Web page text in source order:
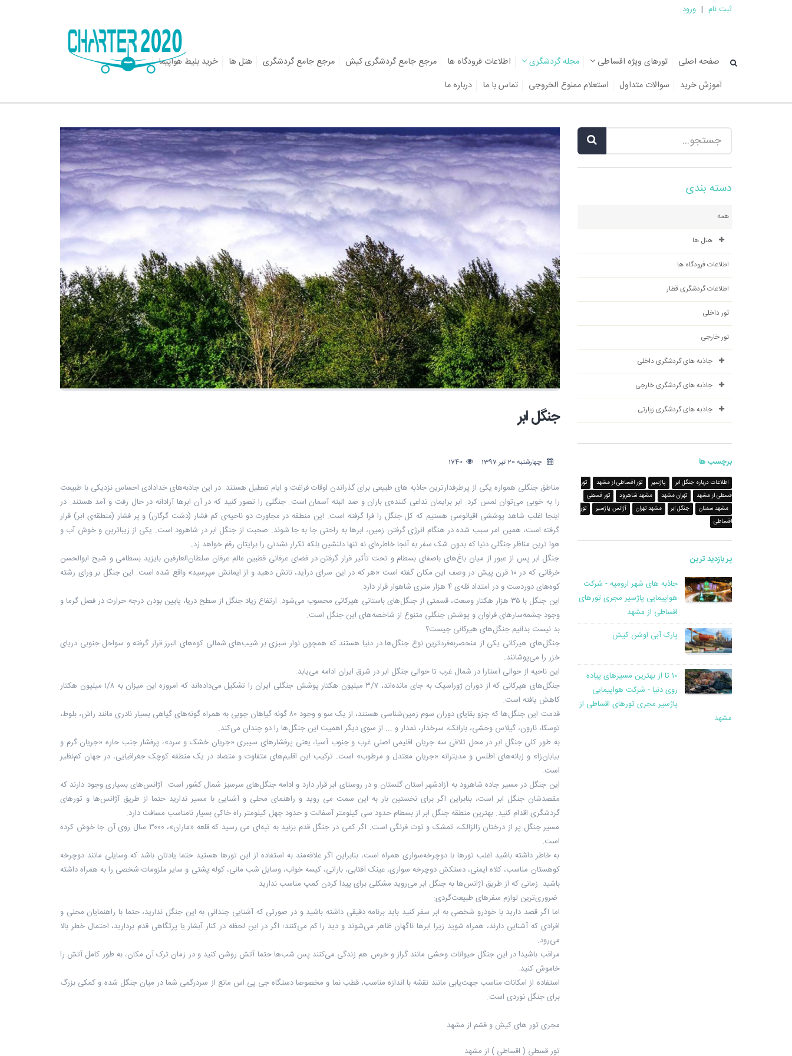
ثبت نام | ورود
صفحه اصلی تورهای ویژه اقساطی مجله گردشگری اطلاعات فرودگاه ها مرجع جامع گردشگری کیش مرجع جامع گردشگری هتل ها
خرید بلیط هواپیما
آموزش خرید
سوالات متداول استعلام ممنوع الخروجی تماس با ما درباره ما
دسته بندی
همه
هتل ها
اطلاعات فرودگاه ها
اطلاعات گردشگری قطار
تور داخلی
تور خارجی
جاذبه های گردشگری داخلی
جاذبه های گردشگری خارجی
جاذبه های گردشگری زیارتی
برچسب ها
اطلاعات درباره جنگل ابر پاژسیر تور اقساطی از مشهد
تور
قسطی از مشهد
تهران مشهد مشهد شاهرود
تور قسطی
مشهد سمنان
جنگل ابر مشهد تهران آژانس پاژسیر
تور
اقساطی
پر بازدید ترین
جاذبه های شهر ارومیه - شرکت
هواپیمایی پاژسیر مجری تورهای
اقساطی از مشهد
پارک آبی اوشن کیش
10 تا از بهترین مسیرهای پیاده
روی دنیا - شرکت هواپیمایی
پاژسیر مجری تورهای اقساطی از
مشهد
جنگل ابر
چهارشنبه 20 تیر 1397
مناطق جنگلی همواره یکی از پرطرفدارترین جاذبه های طبیعی برای گذراندن اوقات فراغت و ایام تعطیل هستند. در این جاذبه‌های خدادادی احساس نزدیکی با طبیعت
را به خوبی می‌توان لمس کرد. ابر برایمان تداعی کننده‌ی باران و صد البته آسمان است. جنگلی را تصور کنید که در آن ابرها آزادانه در حال رفت و آمد هستند. در
اینجا اغلب شاهد پوششی اقیانوسی هستیم که کل جنگل را فرا گرفته است. این منطقه در مجاورت دو ناحیه‌ی کم فشار (دشت گرگان) و پر فشار (منطقه‌ی ابر) قرار
گرفته است، همین امر سبب شده در هنگام انرژی گرفتن زمین، ابرها به راحتی جا به جا شوند. صحبت از جنگل ابر در شاهرود است. یکی از زیباترین و خوش آب و
هوا ترین مناظر جنگلی دنیا که بدون شک سفر به آنجا خاطره‌ای نه تنها دلنشین بلکه تکرار نشدنی را برایتان رقم خواهد زد.
جنگل ابر پس از عبور از میان باغ‌های باصفای بسطام و تحت تأثیر قرار گرفتن در فضای عرفانی قطبین عالم عرفان سلطان‌العارفین بایزید بسطامی و شیخ ابوالحسن
خرقانی که در ۱۰ قرن پیش در وصف این مکان گفته است «هر که در این سرای درآید، نانش دهید و از ایمانش مپرسید» واقع شده است. این جنگل بر ورای رشته
کوه‌های دوردست و در امتداد قله‌ی ۴ هزار متری شاهوار قرار دارد.
این جنگل با ۳۵ هزار هکتار وسعت، قسمتی از جنگل‌های باستانی هیرکانی محسوب‌ می‌شود. ارتفاع زیاد جنگل از سطح دریا، پایین بودن درجه حرارت در فصل گرما و
وجود چشمه‌سارهای فراوان و پوشش جنگلی متنوع از شاخصه‌های این جنگل است.
بد نیست بدانیم جنگل‌های هیرکانی چیست؟
جنگل‌های هیرکانی یکی از منحصربه‌فردترین نوع جنگل‌ها در دنیا هستند که همچون نوار سبزی بر شیب‌های شمالی کوه‌های البرز قرار گرفته و سواحل جنوبی دریای
خزر را می‌پوشانند.
این ناحیه از حوالی آستارا در شمال غرب تا حوالی جنگل ابر در شرق ایران ادامه می‌یابد.
جنگل‌های هیرکانی که از دوران ژوراسیک به جای مانده‌اند، ۳/۷ میلیون هکتار پوشش جنگلی ایران را تشکیل می‌داده‌اند که امروزه این میزان به ۱/۸ میلیون هکتار
کاهش یافته است.
قدمت این جنگل‌ها که جزو بقایای دوران سوم زمین‌شناسی هستند، از یک سو و وجود ۸۰ گونه گیاهان چوبی به همراه گونه‌های گیاهی بسیار نادری مانند راش، بلوط،
توسکا، نارون، گیلاس وحشی، بارانک، سرخدار، نمدار و ... از سوی دیگر اهمیت این جنگل‌ها را دو چندان می‌کند.
به طور کلی جنگل ابر در محل تلاقی سه‌ جریان اقلیمی اصلی غرب و جنوب آسیا، یعنی پرفشارهای سیبری «جریان خشک و سرد»، پرفشار جنب حاره «جریان گرم و
بیابان‌زا» و زبانه‌های اطلس و مدیترانه «جریان معتدل و مرطوب» است. ترکیب این اقلیم‌های متفاوت و متضاد در یک منطقه کوچک جغرافیایی، در جهان کم‌نظیر
است.
این جنگل در مسیر جاده شاهرود به آزادشهر استان گلستان و در روستای ابر قرار دارد و ادامه جنگل‌های سرسبز شمال کشور است. آژانس‌های بسیاری وجود دارند که
مقصدشان جنگل ابر است، بنابراین اگر برای نخستین بار به این سمت می روید و راهنمای محلی و آشنایی با مسیر ندارید حتما از طریق آژانس‌ها و تور‌های
گردشگری اقدام کنید. بهترین منطقه جنگل ابر از بسطام حدود سی کیلومتر آسفالت و حدود چهل کیلومتر راه خاکی بسیار نامناسب مسافت دارد.
مسیر جنگل پر از درختان زالزالک، تمشک و توت فرنگی است. اگر کمی در جنگل قدم بزنید به تپه‌ای می رسید که قلعه «ماران»، ۳۰۰۰ سال روی آن جا خوش کرده
است.
به خاطر داشته باشید اغلب تور‌ها با دوچرخه‌سواری همراه‌ است، بنابراین اگر علاقه‌مند به استفاده از این تورها هستید حتما یادتان باشد که وسایلی مانند دوچرخه
کوهستان مناسب، کلاه ایمنی، دستکش دوچرخه سواری، عینک آفتابی، بارانی، کیسه خواب، وسایل شب مانی، کوله پشتی و سایر ملزومات شخصی را به همراه داشته
باشید. زمانی که از طریق آژانس‌ها به جنگل ابر می‌روید مشکلی برای پیدا کردن کمپ مناسب ندارید.
ضروری‌ترین لوازم سفرهای طبیعت‌گردی:
اما اگر قصد دارید با خودرو شخصی به ابر سفر کنید باید برنامه دقیقی داشته باشید و در صورتی که آشنایی چندانی به این جنگل ندارید، حتما با راهنمایان محلی و
افرادی که آشنایی دارند، همراه شوید زیرا ابرها ناگهان ظاهر می‌شوند و دید را کم می‌کنند؛ اگر در این لحظه در کنار آبشار یا پرتگاهی قدم بردارید، احتمال خطر بالا
می‌رود.
مراقب باشید! در این جنگل حیوانات وحشی مانند گراز و خرس هم زندگی می‌کنند پس شب‌ها حتما آتش روشن کنید و در زمان ترک آن مکان، به طور کامل آتش را
خاموش کنید.
استفاده از امکانات مناسب جهت‌یابی مانند نقشه با اندازه مناسب، قطب نما و مخصوصا دستگاه جی.پی.اس مانع از سردرگمی شما در میان جنگل شده و کمکی بزرگ
برای جنگل نوردی است.
مجری تور های کیش و قشم از مشهد
تور قسطی ( اقساطی ) از مشهد